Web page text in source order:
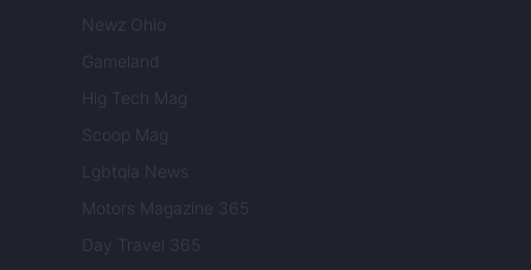
Newz Ohio
Gameland
Hig Tech Mag
Scoop Mag
Lgbtqia News
Motors Magazine 365
Day Travel 365